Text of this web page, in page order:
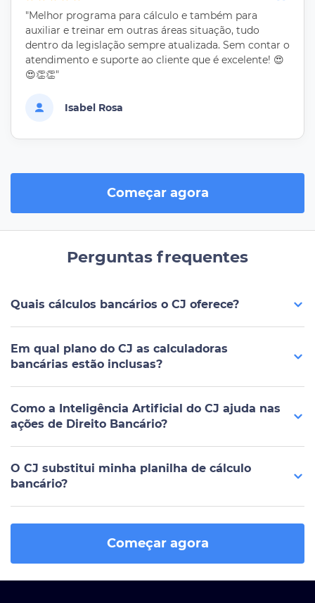
"Melhor programa para cálculo e também para
auxiliar e treinar em outras áreas situação, tudo
dentro da legislação sempre atualizada. Sem contar o
atendimento e suporte ao cliente que é excelente! 😍
😍👏👏"
Isabel Rosa
Começar agora
Perguntas frequentes
Quais cálculos bancários o CJ oferece?
Em qual plano do CJ as calculadoras
bancárias estão inclusas?
Como a Inteligência Artificial do CJ ajuda nas
ações de Direito Bancário?
O CJ substitui minha planilha de cálculo
bancário?
Começar agora